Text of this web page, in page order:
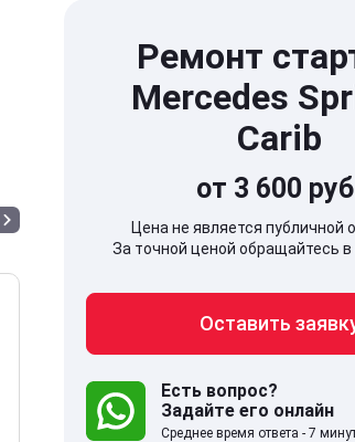
141707, Московская обл,
Долгопрудный г, Береговой
дом 5
5.0 332
Ремонт
Mercedes
Carib
от 3 600
Цена не является публичной
За точной ценой обращайтесь в
Оставить
Есть вопрос?
Задайте его онлайн
Среднее время ответа - 7